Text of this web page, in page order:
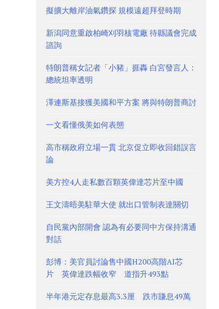
擬擴大離岸油氣鑽探 規模遠超拜登時期
新潟同意重啟柏崎刈羽核電廠 待縣議會完成
諮詢
特朗普稱女記者「小豬」捱轟 白宮發言人：
總統坦率透明
澤連斯基接獲美國和平方案 將與特朗普商討
一文看懂俄美如何表態
高市稱政府立場一貫 北京促立即收回錯誤言
論
美方控4人走私數百顆英偉達芯片至中國
王文濤晤美駐華大使 就出口管制表達關切
自民黨內部開會 認為有必要同中方保持溝通
對話
彭博：美官員討論售中國H200高階AI芯
片 英偉達跌幅收窄 道指升493點
半年港元定存息最高3.3厘 跌市賺息49萬